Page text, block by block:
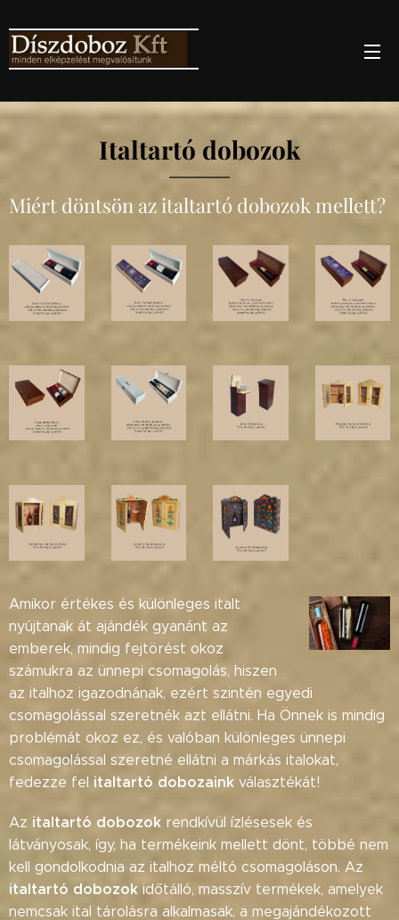
Italtartó dobozok
Miért döntsön az italtartó dobozok mellett?
Amikor értékes és különleges italt
nyújtanak át ajándék gyanánt az
emberek, mindig fejtörést okoz
számukra az ünnepi csomagolás, hiszen
az italhoz igazodnának, ezért szintén egyedi
csomagolással szeretnék azt ellátni. Ha Önnek is mindig
problémát okoz ez, és valóban különleges ünnepi
csomagolással szeretné ellátni a márkás italokat,
fedezze fel italtartó dobozaink választékát!
Az italtartó dobozok rendkívül ízlésesek és
látványosak, így, ha termékeink mellett dönt, többé nem
kell gondolkodnia az italhoz méltó csomagoláson. Az
italtartó dobozok időtálló, masszív termékek, amelyek
nemcsak ital tárolásra alkalmasak, a megajándékozott